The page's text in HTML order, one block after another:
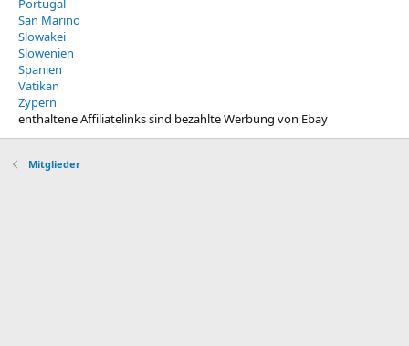
Portugal
San Marino
Slowakei
Slowenien
Spanien
Vatikan
Zypern
enthaltene Affiliatelinks sind bezahlte Werbung von Ebay
Mitglieder